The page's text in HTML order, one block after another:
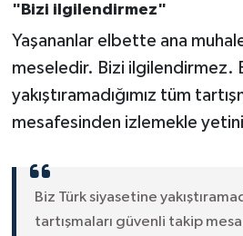
"Bizi ilgilendirmez"
Yaşananlar elbette ana
meseledir. Bizi ilgilendirmez.
yakıştıramadığımız tüm
mesafesinden izlemekle
Biz Türk siyasetine
tartışmaları güvenli takip